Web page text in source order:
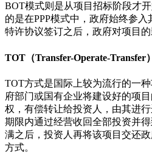
BOT模式则是从项目招标阶段才
的是在PPP模式中，政府始终参
特许协议签订之后，政府对项目的
TOT（Transfer-Operate-Transfer
TOT方式是国际上较为流行的一
府部门或国有企业将建设好的项
权，有偿转让给投资人，由其进
期限内通过经营收回全部投资并
满之后，投资人再将该项目交还
方式。